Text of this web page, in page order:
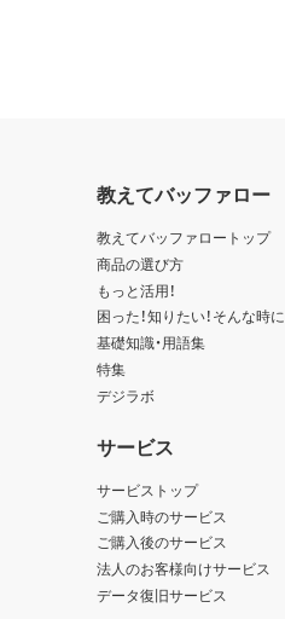
教えてバッファロー
教えてバッファロートップ
商品の選び方
もっと活用！
困った！知りたい！そんな時に
基礎知識・用語集
特集
デジラボ
サービス
サービストップ
ご購入時のサービス
ご購入後のサービス
法人のお客様向けサービス
データ復旧サービス